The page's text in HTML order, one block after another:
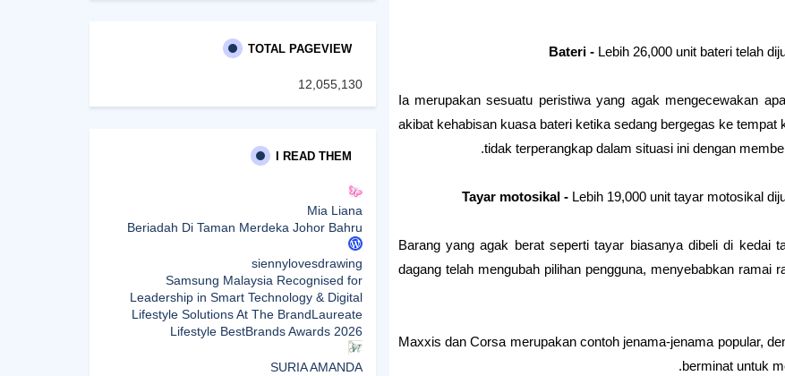
Bateri - Lebih 26,000 unit bateri telah
Ia merupakan sesuatu peristiwa yang agak mengecewakan
akibat kehabisan kuasa bateri ketika sedang bergegas ke
tidak terperangkap dalam situasi ini dengan
Tayar motosikal -Lebih 19,000 unit tayar motosikal
Barang yang agak berat seperti tayar biasanya dibeli di kedai
dagang telah mengubah pilihan pengguna, menyebabkan
Maxxis dan Corsa merupakan contoh jenama-jenama popular,
berminat untuk
TOTAL PAGEVIEW
12,055,130
I READ THEM
Mia Liana
Beriadah Di Taman Merdeka Johor Bahru
siennylovesdrawing
Samsung Malaysia Recognised for
Leadership in Smart Technology & Digital
Lifestyle Solutions At The BrandLaureate
Lifestyle BestBrands Awards 2026
SURIA AMANDA